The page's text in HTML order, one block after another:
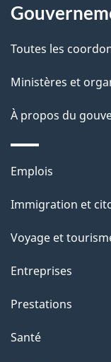
i
l
s
d
e
l
a
p
a
g
e
propos
de
ce
site
Toutes les
Ministères et
À propos du
Thèmes
sujets
Emplois
Immigration et
Voyage et
Entreprises
Prestations
Santé